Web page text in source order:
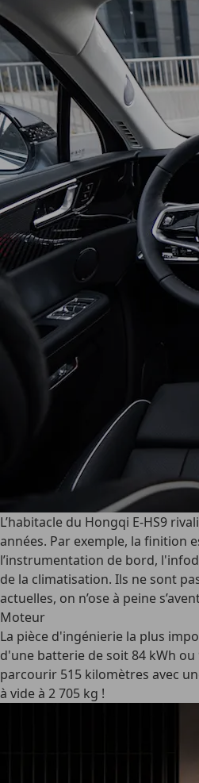
L’habitacle du Hongqi E-HS9
années. Par exemple, la finition
l’instrumentation de bord,
de la climatisation. Ils ne sont
actuelles, on n’ose à peine
Moteur
La pièce d'ingénierie la plus
d'une batterie de soit 84 kWh ou
parcourir 515 kilomètres avec
à vide à 2 705 kg !